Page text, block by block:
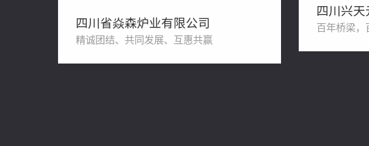
四川省焱森炉业有限公司
精诚团结、共同发展、互惠共赢
四川兴
百年桥梁，